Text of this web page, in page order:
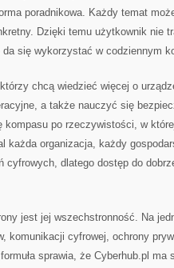
poradnikowa. Każdy temat
Dzięki temu użytkownik nie
się wykorzystać w codziennym
chcą wiedzieć więcej o
a także nauczyć się
kompasu po rzeczywistości, w
każda organizacja, każdy
cyfrowych, dlatego dostęp do
jest jej wszechstronność. Na
komunikacji cyfrowej, ochrony
sprawia, że Cyberhub.pl